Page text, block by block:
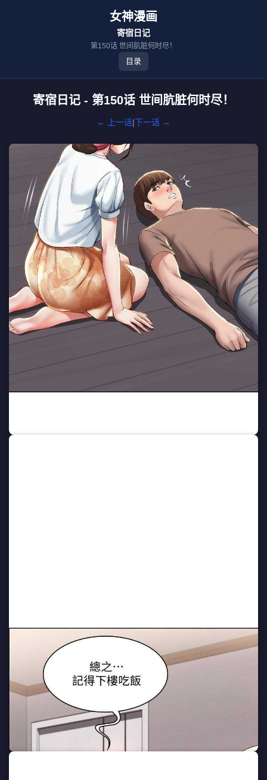
女神漫画
寄宿日记
第150话 世间肮脏何时尽！
目录
寄宿日记 - 第150话 世间肮脏何时尽！
← 上一话|下一话 →